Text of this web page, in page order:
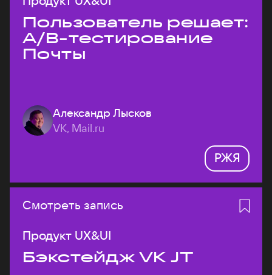
Пользователь решает:
A/B-тестирование
Почты
Александр Лысков
VK, Mail.ru
РЖЯ
Смотреть запись
Продукт UX&UI
Бэкстейдж VK JT